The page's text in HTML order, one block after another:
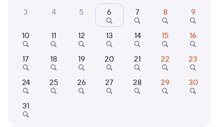
Когда
Кто едет
3 4 5 6 7 8 9
10 11 12 13 14 15 16
17 18 19 20 21 22 23
24 25 26 27 28 29 30
31